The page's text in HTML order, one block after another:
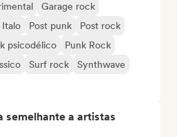
Garage rock
Post punk
Post rock
psicodélico
Punk Rock
Surf rock
Synthwave
semelhante a artistas